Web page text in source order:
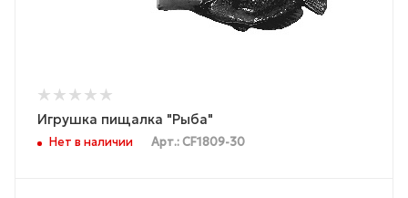
Игрушка пищалка "Рыба"
Нет в наличии Арт.: CF1809-30